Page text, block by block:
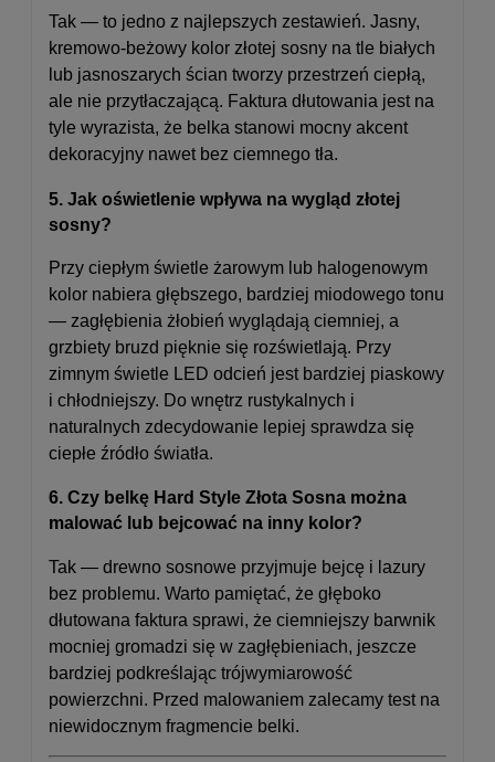
Tak — to jedno z najlepszych zestawień. Jasny,
kremowo-beżowy kolor złotej sosny na tle białych
lub jasnoszarych ścian tworzy przestrzeń ciepłą,
ale nie przytłaczającą. Faktura dłutowania jest na
tyle wyrazista, że belka stanowi mocny akcent
dekoracyjny nawet bez ciemnego tła.
5. Jak oświetlenie wpływa na wygląd złotej
sosny?
Przy ciepłym świetle żarowym lub halogenowym
kolor nabiera głębszego, bardziej miodowego tonu
— zagłębienia żłobień wyglądają ciemniej, a
grzbiety bruzd pięknie się rozświetlają. Przy
zimnym świetle LED odcień jest bardziej piaskowy
i chłodniejszy. Do wnętrz rustykalnych i
naturalnych zdecydowanie lepiej sprawdza się
ciepłe źródło światła.
6. Czy belkę Hard Style Złota Sosna można
malować lub bejcować na inny kolor?
Tak — drewno sosnowe przyjmuje bejcę i lazury
bez problemu. Warto pamiętać, że głęboko
dłutowana faktura sprawi, że ciemniejszy barwnik
mocniej gromadzi się w zagłębieniach, jeszcze
bardziej podkreślając trójwymiarowość
powierzchni. Przed malowaniem zalecamy test na
niewidocznym fragmencie belki.